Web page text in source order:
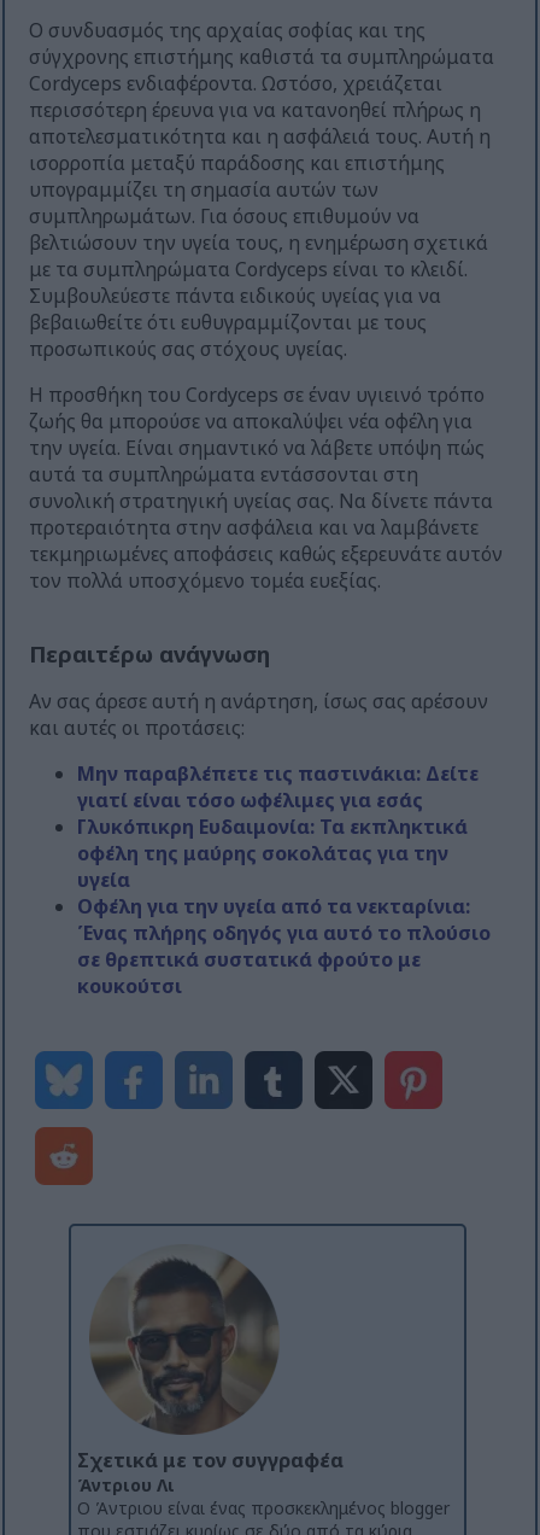
Ο συνδυασμός της αρχαίας σοφίας και της
σύγχρονης επιστήμης καθιστά τα συμπληρώματα
Cordyceps ενδιαφέροντα. Ωστόσο, χρειάζεται
περισσότερη έρευνα για να κατανοηθεί πλήρως η
αποτελεσματικότητα και η ασφάλειά τους. Αυτή η
ισορροπία μεταξύ παράδοσης και επιστήμης
υπογραμμίζει τη σημασία αυτών των
συμπληρωμάτων. Για όσους επιθυμούν να
βελτιώσουν την υγεία τους, η ενημέρωση σχετικά
με τα συμπληρώματα Cordyceps είναι το κλειδί.
Συμβουλεύεστε πάντα ειδικούς υγείας για να
βεβαιωθείτε ότι ευθυγραμμίζονται με τους
προσωπικούς σας στόχους υγείας.
Η προσθήκη του Cordyceps σε έναν υγιεινό τρόπο
ζωής θα μπορούσε να αποκαλύψει νέα οφέλη για
την υγεία. Είναι σημαντικό να λάβετε υπόψη πώς
αυτά τα συμπληρώματα εντάσσονται στη
συνολική στρατηγική υγείας σας. Να δίνετε πάντα
προτεραιότητα στην ασφάλεια και να λαμβάνετε
τεκμηριωμένες αποφάσεις καθώς εξερευνάτε αυτόν
τον πολλά υποσχόμενο τομέα ευεξίας.
Περαιτέρω ανάγνωση
Αν σας άρεσε αυτή η ανάρτηση, ίσως σας αρέσουν
και αυτές οι προτάσεις:
Μην παραβλέπετε τις παστινάκια: Δείτε
γιατί είναι τόσο ωφέλιμες για εσάς
Γλυκόπικρη Ευδαιμονία: Τα εκπληκτικά
οφέλη της μαύρης σοκολάτας για την
υγεία
Οφέλη για την υγεία από τα νεκταρίνια:
Ένας πλήρης οδηγός για αυτό το πλούσιο
σε θρεπτικά συστατικά φρούτο με
κουκούτσι
Σχετικά με τον συγγραφέα
Άντριου Λι
Ο Άντριου είναι ένας προσκεκλημένος blogger